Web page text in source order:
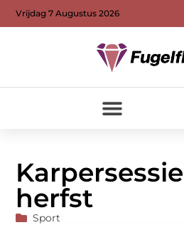
Vrijdag 7 Augustus 2026
herfst
Sport